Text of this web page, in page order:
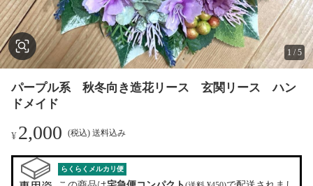
1 /5
パープル系 秋冬向き造花リース 玄関リース ハン
ドメイド
¥2,000 (税込) 送料込み
らくらくメルカリ便